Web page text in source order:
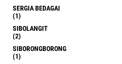
SERGIA BEDAGAI
(1)
SIBOLANGIT
(2)
SIBORONGBORONG
(1)